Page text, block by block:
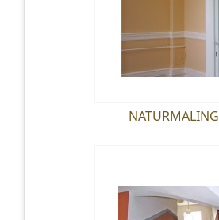
NATURMALING